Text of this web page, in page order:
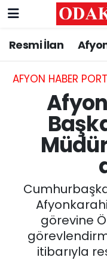
Resmi İlan
AFYON HABER
görevine
itibarıyla
Resmi İlan
ASAYİŞ
GÜNCEL
EĞİTİM
MAGAZİN
SAĞLIK
Nöbetçi
Hava Durumu
Trafik Durumu
Süper Lig
Tüm
Son Dakika
Haber Arşivi